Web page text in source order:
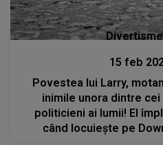
15 feb
Povestea lui Larry,
inimile unora dintre
politicieni ai lumii! El
când locuiește pe